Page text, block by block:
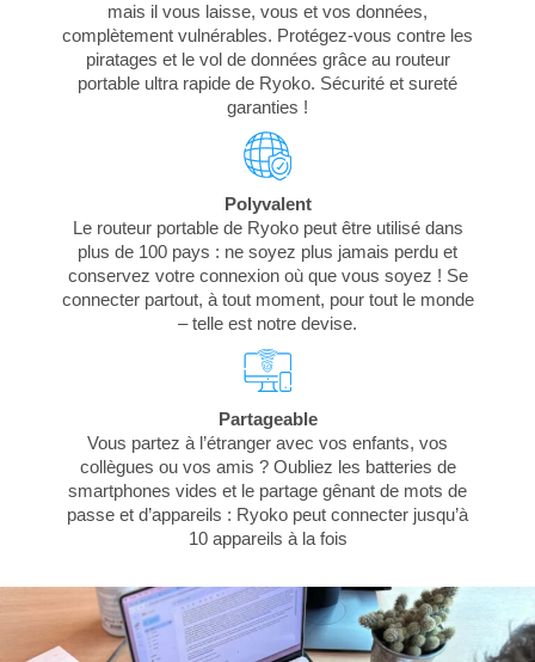
mais il vous laisse, vous et vos données,
complètement vulnérables. Protégez-vous contre les
piratages et le vol de données grâce au routeur
portable ultra rapide de Ryoko. Sécurité et sureté
garanties !
Polyvalent
Le routeur portable de Ryoko peut être utilisé dans
plus de 100 pays : ne soyez plus jamais perdu et
conservez votre connexion où que vous soyez ! Se
connecter partout, à tout moment, pour tout le monde
– telle est notre devise.
Partageable
Vous partez à l’étranger avec vos enfants, vos
collègues ou vos amis ? Oubliez les batteries de
smartphones vides et le partage gênant de mots de
passe et d’appareils : Ryoko peut connecter jusqu’à
10 appareils à la fois